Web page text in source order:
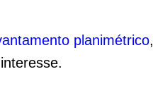
planimétrico,